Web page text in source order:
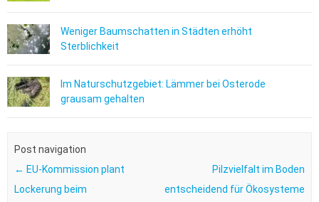
Weniger Baumschatten in Städten erhöht
Sterblichkeit
Im Naturschutzgebiet: Lämmer bei Osterode
grausam gehalten
Post navigation
← EU-Kommission plant
Lockerung beim
Pilzvielfalt im Boden
entscheidend für Ökosysteme